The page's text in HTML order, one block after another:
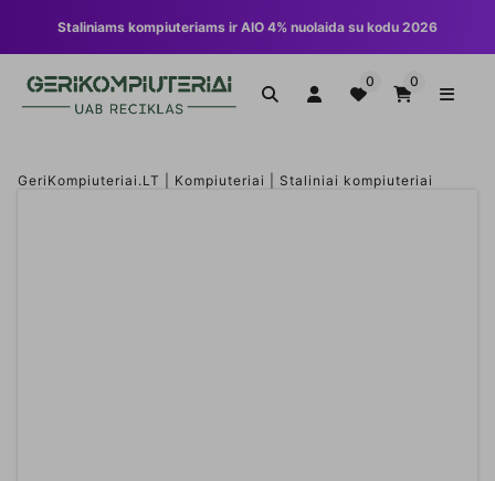
Staliniams kompiuteriams ir AIO 4% nuolaida su kodu 2026
0 0
GeriKompiuteriai.LT Kompiuteriai Staliniai kompiuteriai